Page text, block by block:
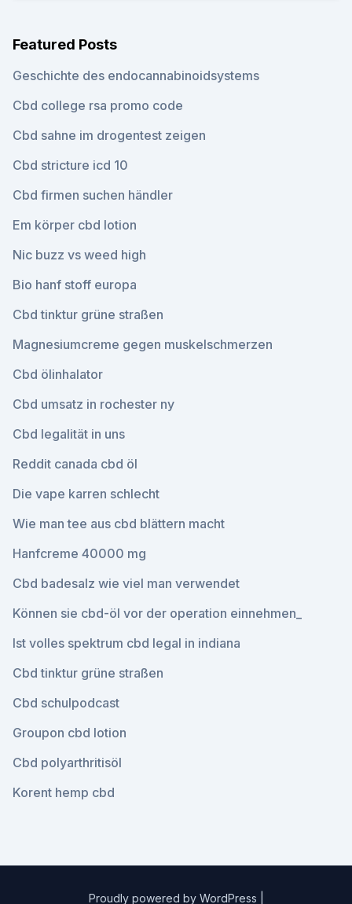
Featured Posts
Geschichte des endocannabinoidsystems
Cbd college rsa promo code
Cbd sahne im drogentest zeigen
Cbd stricture icd 10
Cbd firmen suchen händler
Em körper cbd lotion
Nic buzz vs weed high
Bio hanf stoff europa
Cbd tinktur grüne straßen
Magnesiumcreme gegen muskelschmerzen
Cbd ölinhalator
Cbd umsatz in rochester ny
Cbd legalität in uns
Reddit canada cbd öl
Die vape karren schlecht
Wie man tee aus cbd blättern macht
Hanfcreme 40000 mg
Cbd badesalz wie viel man verwendet
Können sie cbd-öl vor der operation einnehmen_
Ist volles spektrum cbd legal in indiana
Cbd tinktur grüne straßen
Cbd schulpodcast
Groupon cbd lotion
Cbd polyarthritisöl
Korent hemp cbd
Proudly powered by WordPress